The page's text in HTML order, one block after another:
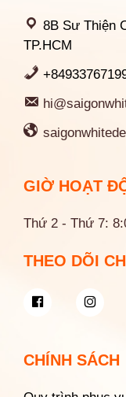
8B Sư Thiện
TP.HCM
GIỜ HOẠT
Thứ 2 - Thứ 7:
THEO DÕI
CHÍNH SÁCH